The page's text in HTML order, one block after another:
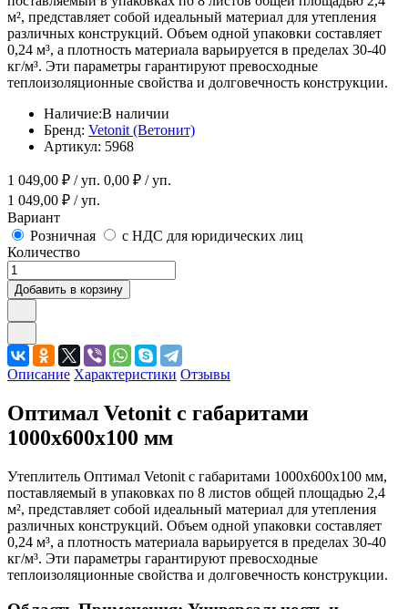
м², представляет собой идеальный материал для утепления
различных конструкций. Объем одной упаковки составляет
0,24 м³, а плотность материала варьируется в пределах 30-40
кг/м³. Эти параметры гарантируют превосходные
теплоизоляционные свойства и долговечность конструкции.
Наличие:В наличии
Бренд: Vetonit (Ветонит)
Артикул: 5968
1 049,00 ₽ / уп. 0,00 ₽ / уп.
1 049,00 ₽ / уп.
Вариант
Розничная
с НДС для юридических лиц
Количество
Добавить в корзину
Описание Характеристики Отзывы
Оптимал Vetonit с габаритами
1000x600x100 мм
Утеплитель Оптимал Vetonit с габаритами 1000x600x100 мм,
поставляемый в упаковках по 8 листов общей площадью 2,4
м², представляет собой идеальный материал для утепления
различных конструкций. Объем одной упаковки составляет
0,24 м³, а плотность материала варьируется в пределах 30-40
кг/м³. Эти параметры гарантируют превосходные
теплоизоляционные свойства и долговечность конструкции.